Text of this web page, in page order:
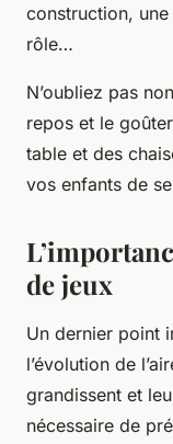
construction,
rôle…
N’oubliez pas
repos et le
table et des
vos enfants de
de jeux
Un dernier point
l’évolution de
grandissent et
nécessaire de